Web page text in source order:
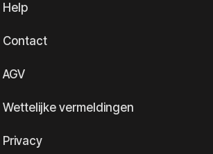
Help
Contact
AGV
Wettelijke vermeldingen
Privacy